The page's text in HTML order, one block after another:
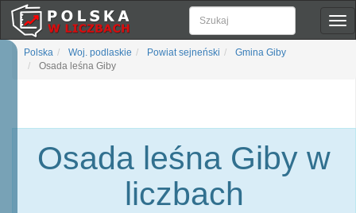
Polska Woj. podlaskie Powiat sejneński
Gmina Giby
Osada leśna Giby
Osada leśna Giby w
liczbach